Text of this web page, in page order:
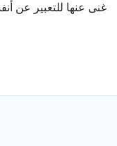
غنى عنها للتعبير عن